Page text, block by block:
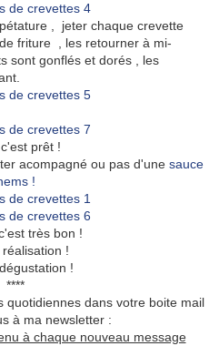
, jeter chaque crevette
friture , les retourner à mi-
sont gonflés et dorés , les
prêt !
acompagné ou pas d'une sauce
!
très bon !
réalisation !
!
****
quotidiennes dans votre boite mail
à ma newsletter :
à chaque nouveau message